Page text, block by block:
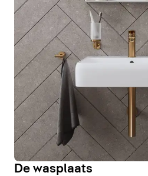
De wasplaats